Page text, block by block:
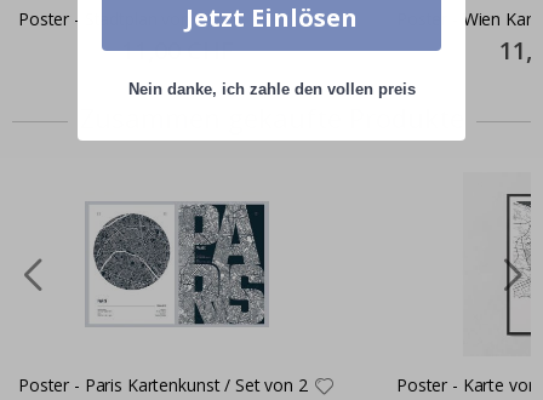
Poster - Stadtplan von Paris
11,00 CHF
Poster - Wien
Price
Poster - Paris Kartenkunst / Set von 2 Poster - Karte von
Jetzt Einlösen
Nein danke, ich zahle den vollen preis